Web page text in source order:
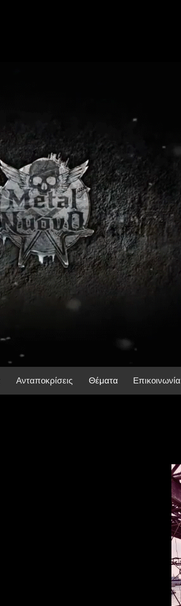
Ανταποκρίσεις Θέματα Επικοινωνία